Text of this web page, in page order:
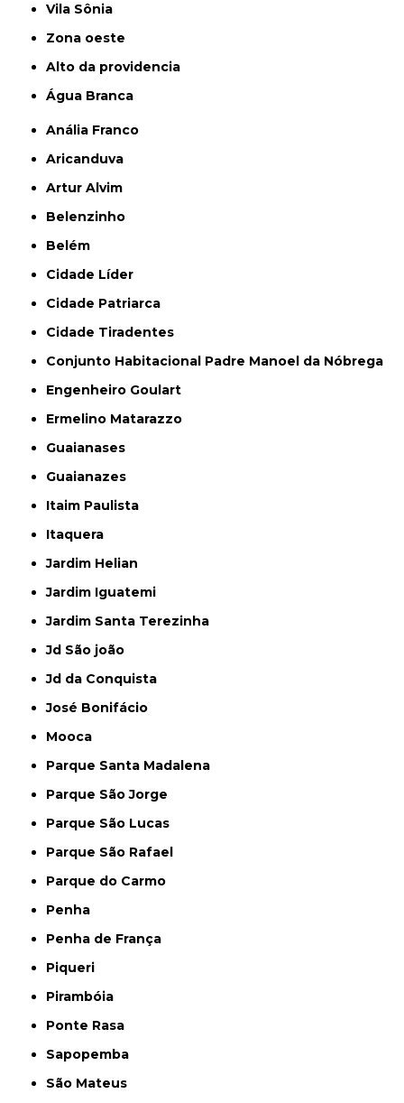
Vila Sônia
Zona oeste
alto da providencia
Água Branca
Anália Franco
Aricanduva
Artur Alvim
Belenzinho
Belém
Cidade Líder
Cidade Patriarca
Cidade Tiradentes
Conjunto Habitacional Padre Manoel da Nóbrega
Engenheiro Goulart
Ermelino Matarazzo
Guaianases
Guaianazes
Itaim Paulista
Itaquera
Jardim Helian
Jardim Iguatemi
Jardim Santa Terezinha
Jd São joão
Jd da Conquista
José Bonifácio
Mooca
Parque Santa Madalena
Parque São Jorge
Parque São Lucas
Parque São Rafael
Parque do Carmo
Penha
Penha de França
Piqueri
Pirambóia
Ponte Rasa
Sapopemba
São Mateus